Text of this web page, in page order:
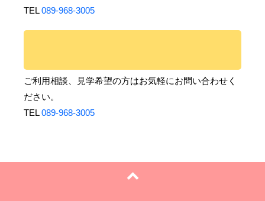
TEL089-968-3005
ご利用相談、見学希望の方はお気軽にお問い合わせく
ださい。
TEL089-968-3005